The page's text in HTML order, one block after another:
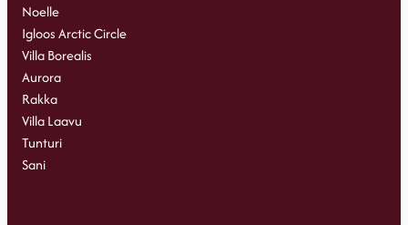
Noelle
Igloos Arctic Circle
Villa Borealis
Aurora
Rakka
Villa Laavu
Tunturi
Sani